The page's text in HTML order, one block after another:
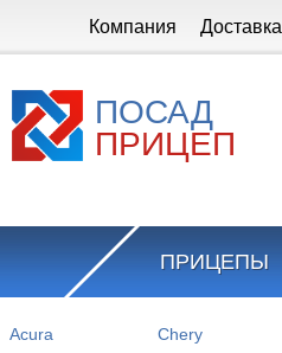
Компания Доставка
ПОСАД
ПРИЦЕП
ПРИЦЕПЫ
Acura Chery